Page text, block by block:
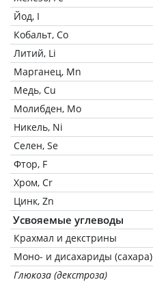
Йод, I
Кобальт, Co
Литий, Li
Марганец, Mn
Медь, Cu
Молибден, Mo
Никель, Ni
Селен, Se
Фтор, F
Хром, Cr
Цинк, Zn
Усвояемые углеводы
Крахмал и декстрины
Моно- и дисахариды (сахара)
Глюкоза (декстроза)